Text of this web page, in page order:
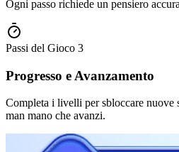
Ogni passo richiede un pensiero
Passi del Gioco 3
Progresso e Avanzamento
Completa i livelli per sbloccare nuove
man mano che avanzi.